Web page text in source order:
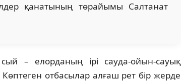
қанатының төрайымы Салтанат
– елорданың ірі сауда-ойын-сауық
отбасылар алғаш рет бір жерде